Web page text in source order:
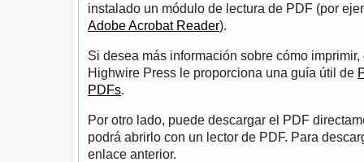
instalado un módulo de lectura de PDF (por
Adobe Acrobat Reader).
Si desea más información sobre cómo
Highwire Press le proporciona una guía útil de
PDFs.
Por otro lado, puede descargar el PDF
podrá abrirlo con un lector de PDF. Para
enlace anterior.